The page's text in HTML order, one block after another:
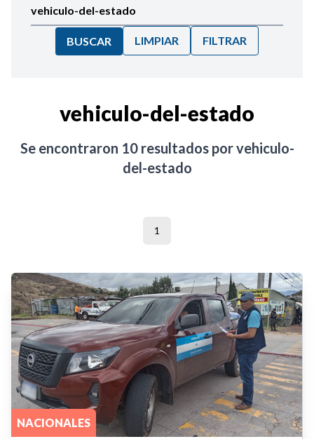
BUSCAR LIMPIAR FILTRAR
vehiculo-del-estado
Se encontraron 10resultados porvehiculo-
del-estado
1
NACIONALES